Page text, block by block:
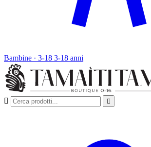
Bambine · 3-18 3-18 anni
 